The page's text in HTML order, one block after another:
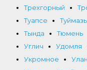
Трехгорный
Туапсе
Тында
Тюмень
Углич
Удомля
Укромное